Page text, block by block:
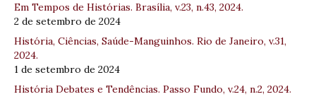
Em Tempos de Histórias. Brasília, v.23, n.43, 2024.
2 de setembro de 2024
História, Ciências, Saúde-Manguinhos. Rio de Janeiro, v.31,
2024.
1 de setembro de 2024
História Debates e Tendências. Passo Fundo, v.24, n.2, 2024.